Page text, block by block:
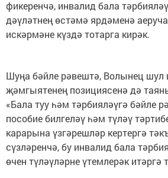
фикеренчә, инвалид бала
дәүләтнең өстәмә ярдәменә
искәрмәне күздә тотарга кирәк.
Шуңа бәйле рәвештә, Волынец шул
җәмгыятенең позициясенә дә
«Бала туу һәм тәрбияләүгә бәйле
пособие билгеләү һәм түләү
карарына үзгәрешләр кертергә
сүзләренчә, бу инвалид бала
өчен түләүләрне үтемлерәк итәргә